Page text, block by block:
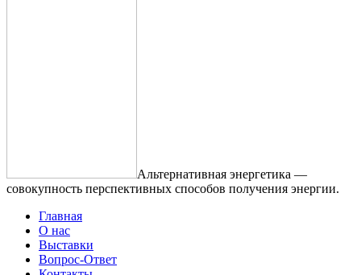
Альтернативная энергетика —
совокупность перспективных способов получения энергии.
Главная
О нас
Выставки
Вопрос-Ответ